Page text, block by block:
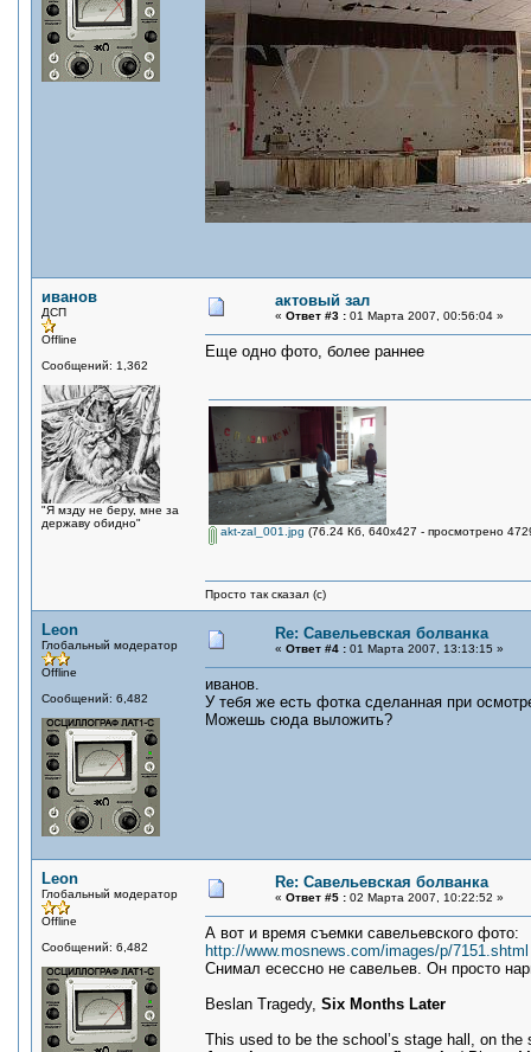
иванов
ДСП
Offline
Сообщений: 1,362
"Я мзду не беру, мне за
державу обидно"
актовый зал
« Ответ #3 : 01 Марта 2007, 00:56:04 »
Еще одно фото, более раннее
akt-zal_001.jpg (76.24 Кб, 640x427 - просмотрено
Просто так сказал (с)
Leon
Глобальный модератор
Offline
Сообщений: 6,482
Re: Савельевская болванка
« Ответ #4 : 01 Марта 2007, 13:13:15 »
иванов.
У тебя же есть фотка сделанная при
Можешь сюда выложить?
Leon
Глобальный модератор
Offline
Сообщений: 6,482
Re: Савельевская болванка
« Ответ #5 : 02 Марта 2007, 10:22:52 »
А вот и время съемки савельевского фото:
http://www.mosnews.com/images/p/7151.shtml
Снимал есессно не савельев. Он просто
Beslan Tragedy, Six Months Later
This used to be the school’s stage hall, on the